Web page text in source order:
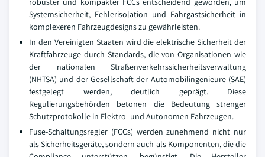
Systemsicherheit, Fehlerisolation und Fahrgastsicherheit in
komplexeren Fahrzeugdesigns zu gewährleisten.
In den Vereinigten Staaten wird die elektrische Sicherheit der
Kraftfahrzeuge durch Standards, die von Organisationen wie
der nationalen Straßenverkehrssicherheitsverwaltung
(NHTSA) und der Gesellschaft der Automobilingenieure (SAE)
festgelegt werden, deutlich geprägt. Diese
Regulierungsbehörden betonen die Bedeutung strenger
Schutzprotokolle in Elektro- und Autonomen Fahrzeugen.
Fuse-Schaltungsregler (FCCs) werden zunehmend nicht nur
als Sicherheitsgeräte, sondern auch als Komponenten, die die